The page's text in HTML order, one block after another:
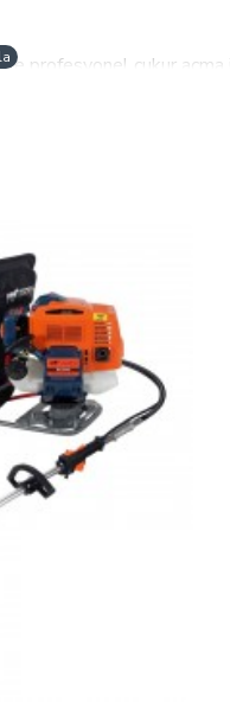
profesyonel çukur açma
Toprak
Toprak burgu
olmaktadır.
ve çok kolay
devri, altında
devirli olduğu
Ve dahası
girebilen her
taşa gelirse hiçbir